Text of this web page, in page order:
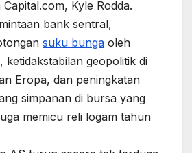
Kyle Rodda.
bank sentral,
suku bunga oleh
ketidakstabilan geopolitik di
Eropa, dan peningkatan
simpanan di bursa yang
memicu reli logam tahun